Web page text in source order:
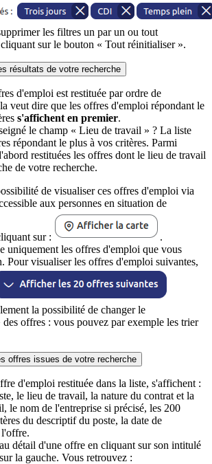
les filtres un par un ou tout
sur le bouton « Tout réinitialiser ».
résultats de votre recherche
d'emploi est restituée par ordre de
veut dire que les offres d'emploi répondant le
s'affichent en premier.
le champ « Lieu de travail » ? La liste
répondant le plus à vos critères. Parmi
restituées les offres dont le lieu de travail
de votre recherche.
de visualiser ces offres d'emploi via
aux personnes en situation de
sur :
.
uniquement les offres d'emploi que vous
Pour visualiser les offres d'emploi suivantes,
la possibilité de changer le
des offres : vous pouvez par exemple les trier
offres issues de votre recherche
d'emploi restituée dans la liste, s'affichent :
le lieu de travail, la nature du contrat et la
le nom de l'entreprise si précisé, les 200
du descriptif du poste, la date de
détail d'une offre en cliquant sur son intitulé
la gauche. Vous retrouvez :